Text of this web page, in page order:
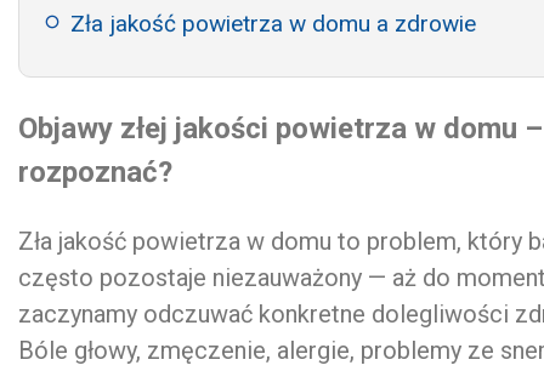
Zła jakość powietrza w domu a zdrowie
Objawy złej jakości powietrza w domu
rozpoznać?
Zła jakość powietrza w domu to problem, który
często pozostaje niezauważony — aż do
zaczynamy odczuwać konkretne dolegliwości
Bóle głowy, zmęczenie, alergie, problemy ze